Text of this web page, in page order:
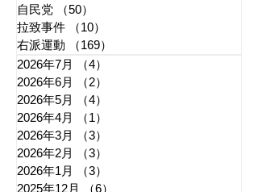
自民党
（50）
拉致事件
（10）
右派運動
（169）
2026年7月
（4）
2026年6月
（2）
2026年5月
（4）
2026年4月
（1）
2026年3月
（3）
2026年2月
（3）
2026年1月
（3）
2025年12月
（6）